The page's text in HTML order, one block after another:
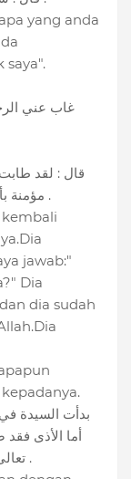
yang anda
saya".
غاب عني
قال : لقد
مؤمنة بأنه لن يصيبها هي وبناتها إلا ماقد كتب الله لها .
jawab:"
Dia
dia sudah
بدأت السيدة
أما الأذى فقد
تعالى بحفظه ولم يُصَبْنَ بأذى والله خير الحافظين .